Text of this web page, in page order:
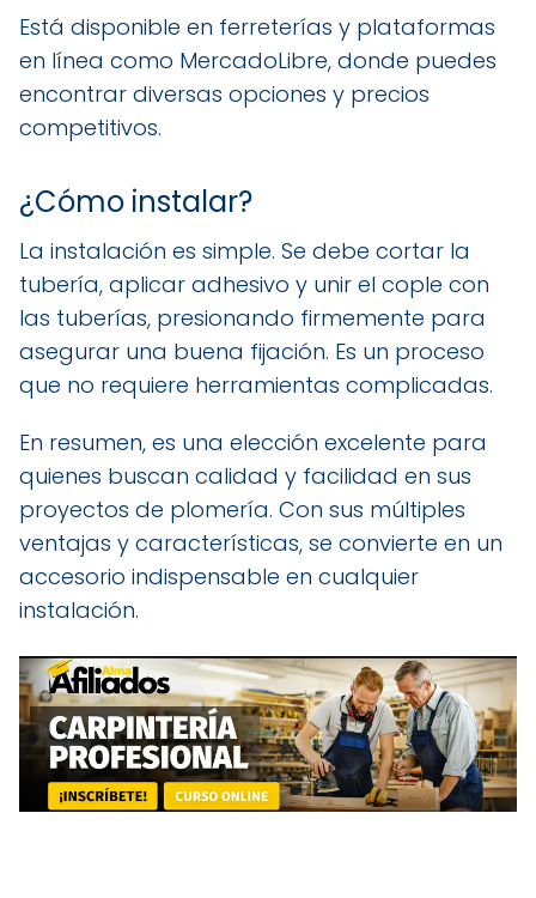
Está disponible en ferreterías y plataformas
en línea como MercadoLibre, donde puedes
encontrar diversas opciones y precios
competitivos.
¿Cómo instalar?
La instalación es simple. Se debe cortar la
tubería, aplicar adhesivo y unir el cople con
las tuberías, presionando firmemente para
asegurar una buena fijación. Es un proceso
que no requiere herramientas complicadas.
En resumen, es una elección excelente para
quienes buscan calidad y facilidad en sus
proyectos de plomería. Con sus múltiples
ventajas y características, se convierte en un
accesorio indispensable en cualquier
instalación.